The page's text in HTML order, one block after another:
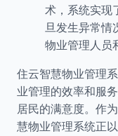
术，系统实现
旦发生异常情
物业管理人员
住云智慧物业管理
业管理的效率和服
居民的满意度。作
慧物业管理系统正